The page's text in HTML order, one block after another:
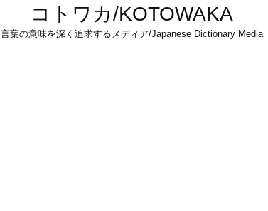
コトワカ/KOTOWAKA
言葉の意味を深く追求するメディア/Japanese Dictionary Media